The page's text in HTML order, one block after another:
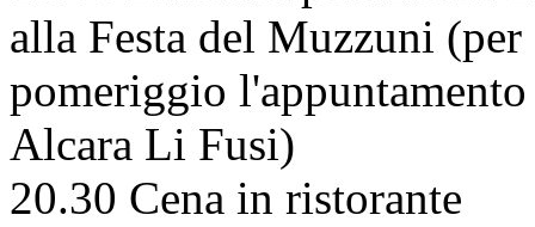
alla Festa del Muzzuni
pomeriggio l'appuntamento
Alcara Li Fusi)
20.30 Cena in ristorante